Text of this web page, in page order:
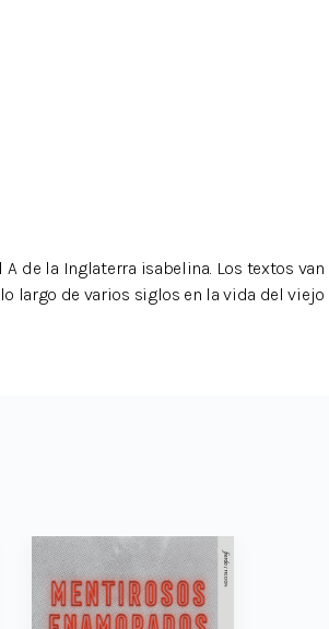
de la Inglaterra isabelina. Los textos van
largo de varios siglos en la vida del viejo